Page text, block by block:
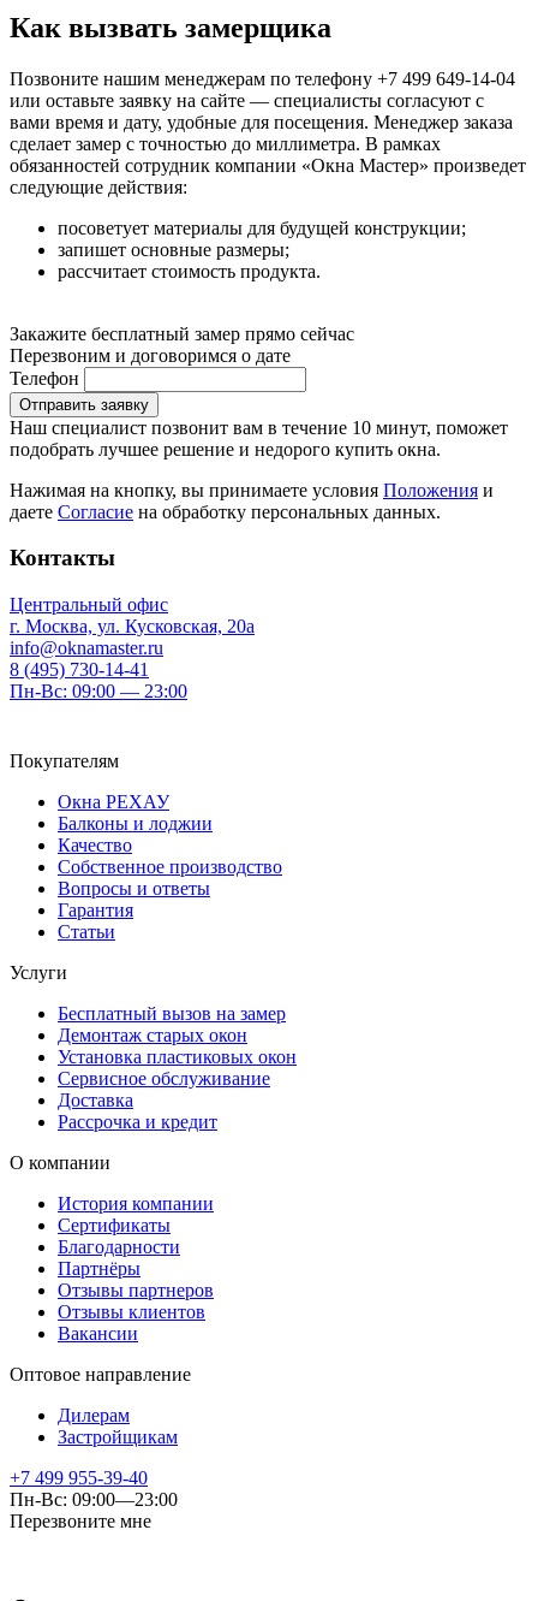
Как вызвать замерщика
Позвоните нашим менеджерам по телефону +7 499 649-14-04
или оставьте заявку на сайте — специалисты согласуют с
вами время и дату, удобные для посещения. Менеджер заказа
сделает замер с точностью до миллиметра. В рамках
обязанностей сотрудник компании «Окна Мастер» произведет
следующие действия:
посоветует материалы для будущей конструкции;
запишет основные размеры;
рассчитает стоимость продукта.
Закажите бесплатный замер прямо сейчас
Перезвоним и договоримся о дате
Телефон
Отправить заявку
Наш специалист позвонит вам в течение 10 минут, поможет
подобрать лучшее решение и недорого купить окна.
Нажимая на кнопку, вы принимаете условия Положения и
даете Согласие на обработку персональных данных.
Контакты
Центральный офис
г. Москва, ул. Кусковская, 20а
info@oknamaster.ru
8 (495) 730-14-41
Пн-Вс: 09:00 — 23:00
Покупателям
Окна РЕХАУ
Балконы и лоджии
Качество
Собственное производство
Вопросы и ответы
Гарантия
Статьи
Услуги
Бесплатный вызов на замер
Демонтаж старых окон
Установка пластиковых окон
Сервисное обслуживание
Доставка
Рассрочка и кредит
О компании
История компании
Сертификаты
Благодарности
Партнёры
Отзывы партнеров
Отзывы клиентов
Вакансии
Оптовое направление
Дилерам
Застройщикам
+7 499 955-39-40
Пн-Вс: 09:00—23:00
Перезвоните мне